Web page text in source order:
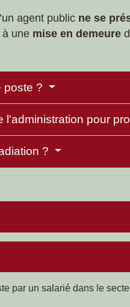
agent public ne se
à une mise en demeure
poste ?
l'administration pour
?
par un salarié dans le